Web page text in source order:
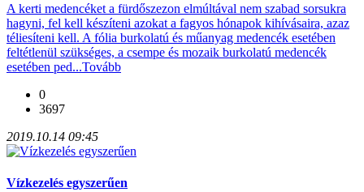
A kerti medencéket a fürdőszezon elmúltával nem szabad sorsukra
hagyni, fel kell készíteni azokat a fagyos hónapok kihívásaira, azaz
téliesíteni kell. A fólia burkolatú és műanyag medencék esetében
feltétlenül szükséges, a csempe és mozaik burkolatú medencék
esetében ped...Tovább
0
3697
2019.10.14 09:45
Vízkezelés egyszerűen